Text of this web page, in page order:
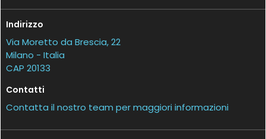
Indirizzo
Via Moretto da Brescia, 22
Milano - Italia
CAP 20133
Contatti
Contatta il nostro team per maggiori informazioni